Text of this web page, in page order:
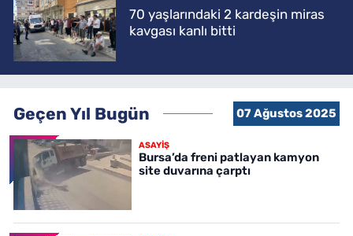
70 yaşlarındaki 2 kardeşin miras
kavgası kanlı bitti
Geçen Yıl Bugün 07 Ağustos 2025
ASAYİŞ
Bursa’da freni patlayan kamyon
site duvarına çarptı